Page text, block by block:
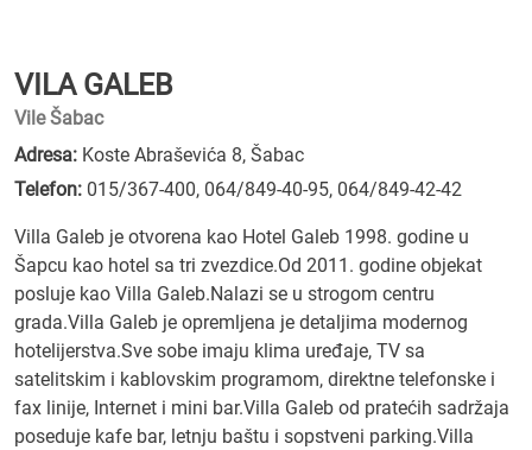
VILA GALEB
Vile Šabac
Adresa: Koste Abraševića 8, Šabac
Telefon: 015/367-400, 064/849-40-95, 064/849-42-42
Villa Galeb je otvorena kao Hotel Galeb 1998. godine u
Šapcu kao hotel sa tri zvezdice.Od 2011. godine objekat
posluje kao Villa Galeb.Nalazi se u strogom centru
grada.Villa Galeb je opremljena je detaljima modernog
hotelijerstva.Sve sobe imaju klima uređaje, TV sa
satelitskim i kablovskim programom, direktne telefonske i
fax linije, Internet i mini bar.Villa Galeb od pratećih sadržaja
poseduje kafe bar, letnju baštu i sopstveni parking.Villa